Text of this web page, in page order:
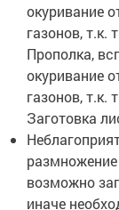
окуривание
газонов, т.к.
Прополка,
окуривание
газонов, т.к.
Заготовка
размножение
возможно
иначе